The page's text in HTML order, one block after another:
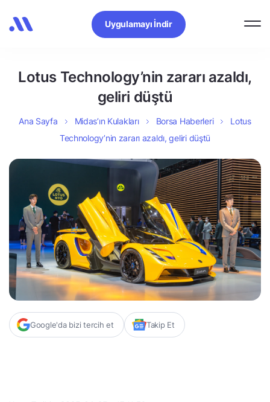
Uygulamayı İndir
Lotus Technology’nin zararı azaldı,
geliri düştü
Ana Sayfa Midas’ın Kulakları Borsa Haberleri
Lotus
Technology’nin zararı azaldı, geliri düştü
Google'da bizi tercih et Takip Et